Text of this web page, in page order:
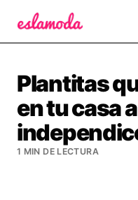
Plantitas
en tu casa
1 MIN DE LECTURA